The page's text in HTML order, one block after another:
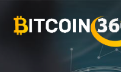
content